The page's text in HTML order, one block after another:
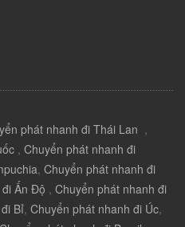
phát nhanh đi Thái Lan ,
, Chuyển phát nhanh đi
, Chuyển phát nhanh đi
Ấn Độ , Chuyển phát nhanh đi
Bỉ, Chuyển phát nhanh đi Úc,